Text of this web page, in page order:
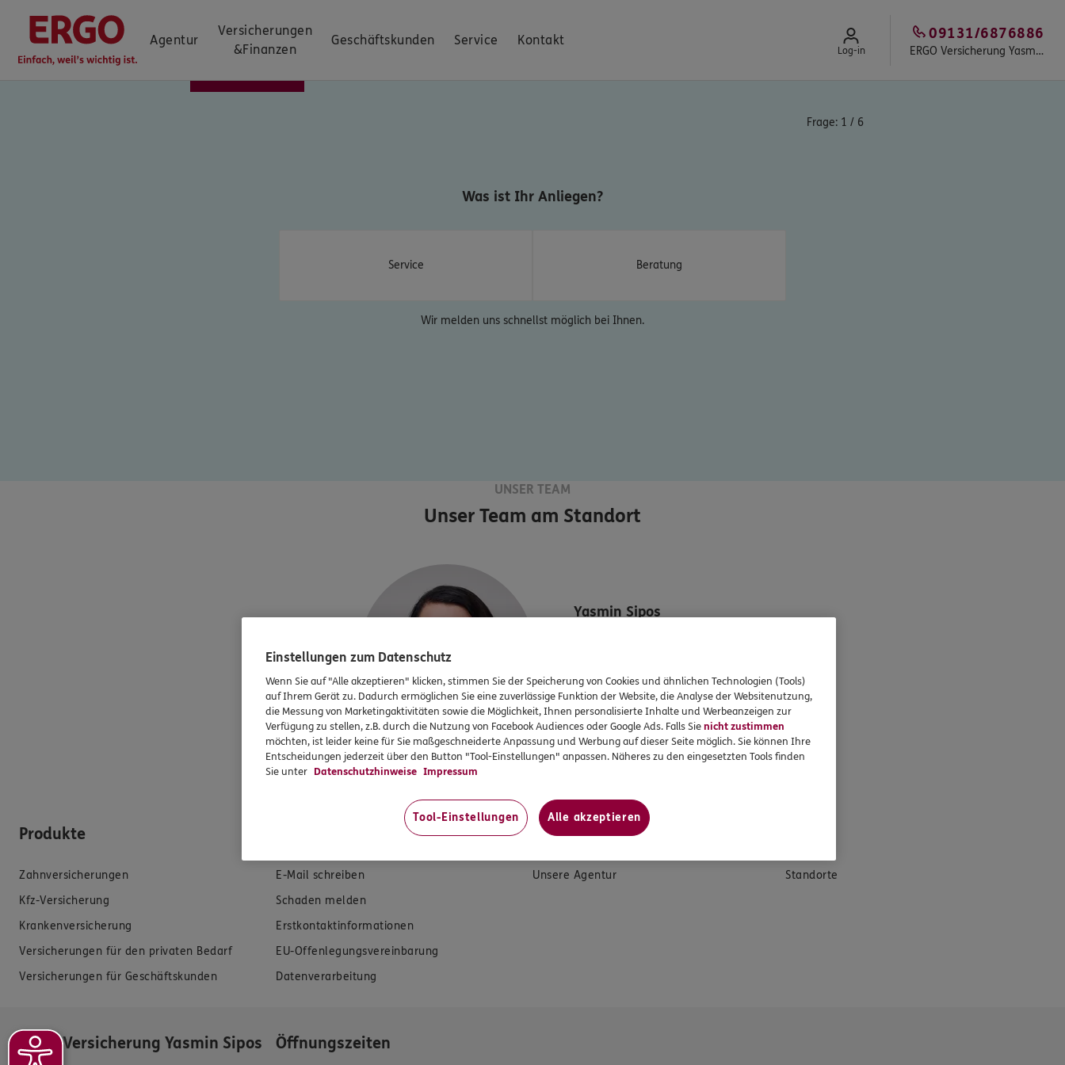
Agentur
Versicherungen
&Finanzen
Geschäftskunden Service Kontakt
Log-in ERGO Versicherung Yasmin Sipos
09131/6876886
Frage: 1 / 6
Was ist Ihr Anliegen?
Service Beratung
Wir melden uns schnellst möglich bei Ihnen.
UNSER TEAM
Unser Team am Standort
Yasmin Sipos
Tel: 09131/6876886
Produkte
Zahnversicherungen
Kfz-Versicherung
Krankenversicherung
Versicherungen für den privaten Bedarf
Versicherungen für Geschäftskunden
E-Mail schreiben
Schaden melden
Erstkontaktinformationen
EU-Offenlegungsvereinbarung
Datenverarbeitung
Das könnte Sie auch interessieren
Unsere Agentur Standorte
ERGO Versicherung Yasmin Sipos Öffnungszeiten
Einstellungen zum Datenschutz
Wenn Sie auf "Alle akzeptieren" klicken, stimmen Sie der Speicherung von Cookies und ähnlichen Technologien (Tools)
auf Ihrem Gerät zu. Dadurch ermöglichen Sie eine zuverlässige Funktion der Website, die Analyse der Websitenutzung,
die Messung von Marketingaktivitäten sowie die Möglichkeit, Ihnen personalisierte Inhalte und Werbeanzeigen zur
Verfügung zu stellen, z.B. durch die Nutzung von Facebook Audiences oder Google Ads. Falls Sienicht zustimmen
möchten, ist leider keine für Sie maßgeschneiderte Anpassung und Werbung auf dieser Seite möglich. Sie können Ihre
Entscheidungen jederzeit über den Button "Tool-Einstellungen" anpassen. Näheres zu den eingesetzten Tools finden
Sie unter Datenschutzhinweise Impressum
Tool-Einstellungen Alle akzeptieren